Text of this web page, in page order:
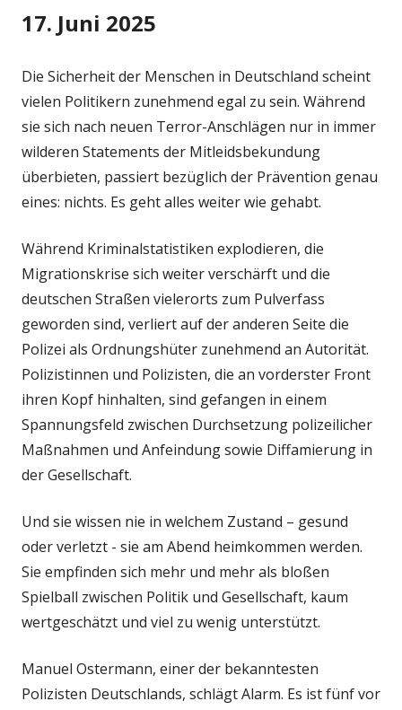
17. Juni 2025
Die Sicherheit der Menschen in Deutschland scheint
vielen Politikern zunehmend egal zu sein. Während
sie sich nach neuen Terror-Anschlägen nur in immer
wilderen Statements der Mitleidsbekundung
überbieten, passiert bezüglich der Prävention genau
eines: nichts. Es geht alles weiter wie gehabt.
Während Kriminalstatistiken explodieren, die
Migrationskrise sich weiter verschärft und die
deutschen Straßen vielerorts zum Pulverfass
geworden sind, verliert auf der anderen Seite die
Polizei als Ordnungshüter zunehmend an Autorität.
Polizistinnen und Polizisten, die an vorderster Front
ihren Kopf hinhalten, sind gefangen in einem
Spannungsfeld zwischen Durchsetzung polizeilicher
Maßnahmen und Anfeindung sowie Diffamierung in
der Gesellschaft.
Und sie wissen nie in welchem Zustand – gesund
oder verletzt - sie am Abend heimkommen werden.
Sie empfinden sich mehr und mehr als bloßen
Spielball zwischen Politik und Gesellschaft, kaum
wertgeschätzt und viel zu wenig unterstützt.
Manuel Ostermann, einer der bekanntesten
Polizisten Deutschlands, schlägt Alarm. Es ist fünf vor